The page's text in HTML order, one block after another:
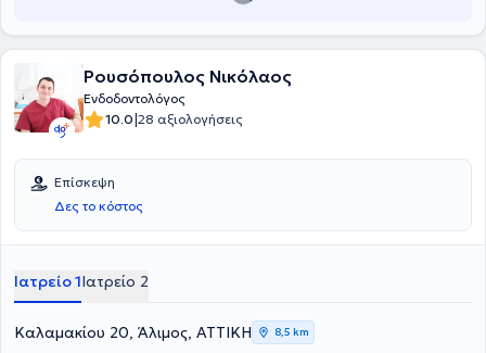
τους. Ένας εκ των συνεργατών είναι ο Οδοντίατρος
διακρίσεις και συμμετοχή σε πληθώρα επιστημονικών συνεδρίων
και μετεκπαιδευτικών σεμιναρίων.
Ρουσόπουλος Νικόλαος
Ενδοδοντολόγος
10.0|28 αξιολογήσεις
Επίσκεψη
Δες το κόστος
Ιατρείο 1Ιατρείο 2
Καλαμακίου 20, Άλιμος, ΑΤΤΙΚΗ 8,5 km